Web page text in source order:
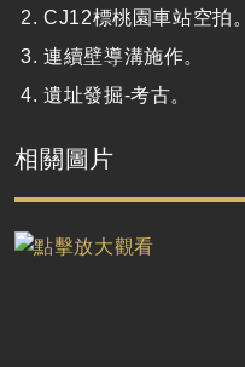
CJ12標桃園車站空拍。
連續壁導溝施作。
遺址發掘-考古。
相關圖片